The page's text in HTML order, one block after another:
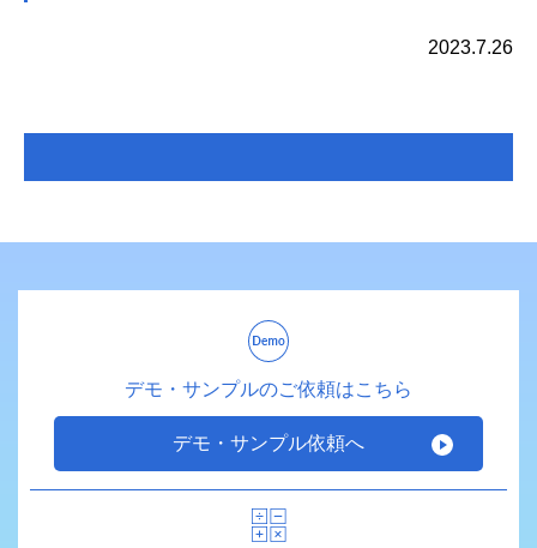
2023.7.26
デモ・サンプルのご依頼はこちら
デモ・サンプル依頼へ